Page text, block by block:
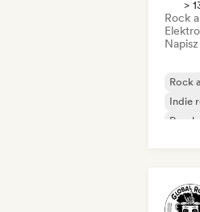
>
Rock
Rock
Indie